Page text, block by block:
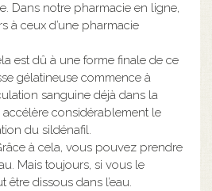
Dans notre pharmacie en ligne,
à ceux d’une pharmacie
est dû à une forme finale de ce
gélatineuse commence à
sanguine déjà dans la
considérablement le
du sildénafil.
à cela, vous pouvez prendre
Mais toujours, si vous le
être dissous dans l’eau.